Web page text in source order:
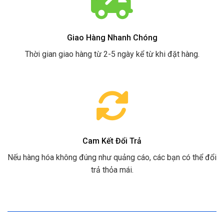
Giao Hàng Nhanh Chóng
Thời gian giao hàng từ 2-5 ngày kể từ khi đặt hàng.
Cam Kết Đổi Trả
Nếu hàng hóa không đúng như quảng cáo, các bạn có thể đổi
trả thỏa mái.